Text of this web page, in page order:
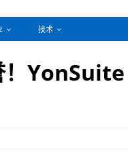
技术
！YonSuite